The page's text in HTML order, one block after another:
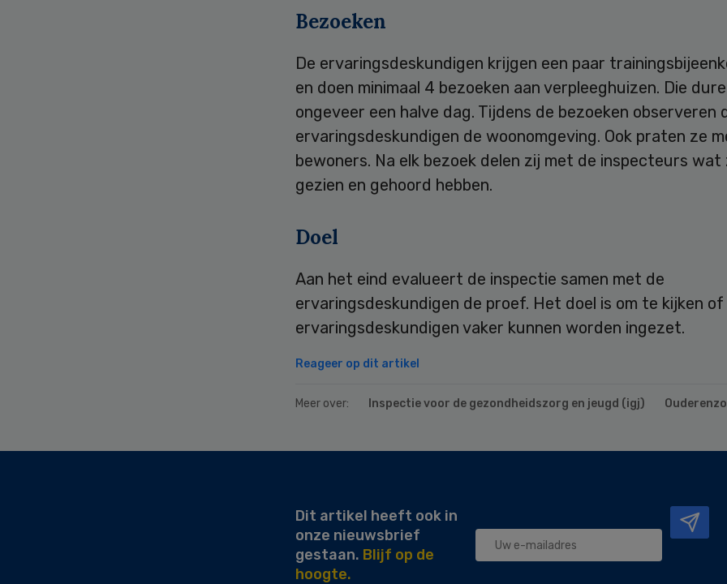
Bezoeken
De ervaringsdeskundigen krijgen een paar
en doen minimaal 4 bezoeken aan verpleeghuizen. Die
ongeveer een halve dag. Tijdens de bezoeken observeren
ervaringsdeskundigen de woonomgeving. Ook praten ze
bewoners. Na elk bezoek delen zij met de inspecteurs wat
gezien en gehoord hebben.
Doel
Aan het eind evalueert de inspectie samen met de
ervaringsdeskundigen de proef. Het doel is om te kijken of
ervaringsdeskundigen vaker kunnen worden ingezet.
Reageer op dit artikel
Meer over: Inspectie voor de gezondheidszorg en jeugd (igj)
Dit artikel heeft ook in
onze nieuwsbrief
gestaan. Blijf op de
hoogte.